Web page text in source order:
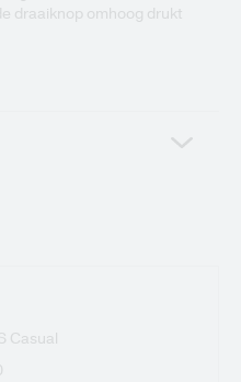
draaiknop omhoog drukt
Casual